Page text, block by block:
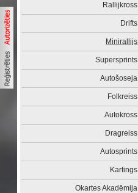
Rallijkross
Drifts
Minirallijs
Supersprints
Autošoseja
Folkreiss
Autokross
Dragreiss
Autosprints
Kartings
Okartes Akadēmija